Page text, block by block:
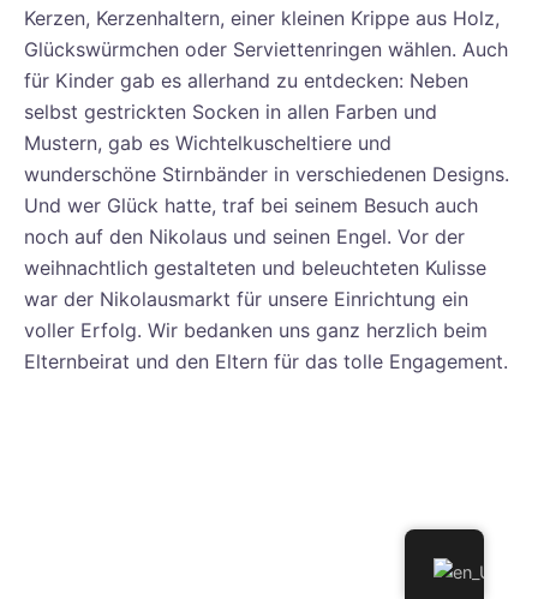
Kerzen, Kerzenhaltern, einer kleinen Krippe aus Holz,
Glückswürmchen oder Serviettenringen wählen. Auch
für Kinder gab es allerhand zu entdecken: Neben
selbst gestrickten Socken in allen Farben und
Mustern, gab es Wichtelkuscheltiere und
wunderschöne Stirnbänder in verschiedenen Designs.
Und wer Glück hatte, traf bei seinem Besuch auch
noch auf den Nikolaus und seinen Engel. Vor der
weihnachtlich gestalteten und beleuchteten Kulisse
war der Nikolausmarkt für unsere Einrichtung ein
voller Erfolg. Wir bedanken uns ganz herzlich beim
Elternbeirat und den Eltern für das tolle Engagement.